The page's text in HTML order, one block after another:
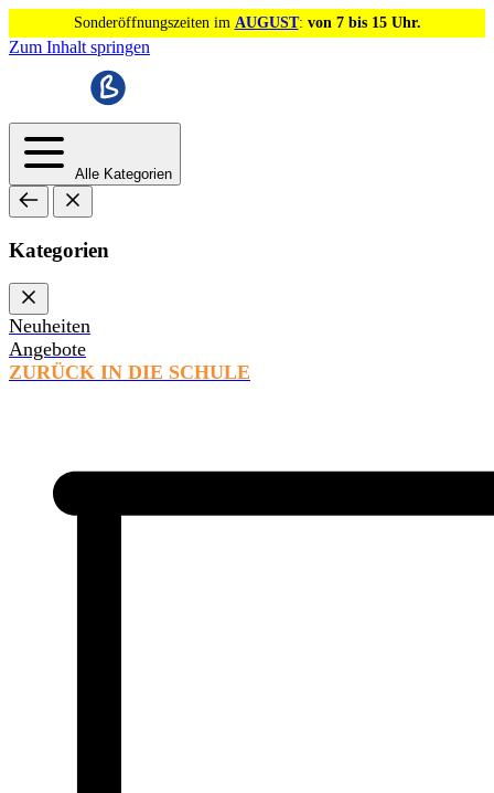
Sonderöffnungszeiten im AUGUST: von 7 bis 15 Uhr.
Zum Inhalt springen
Alle Kategorien
Kategorien
Neuheiten
Angebote
ZURÜCK IN DIE SCHULE